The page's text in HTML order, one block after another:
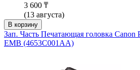
3 600 ₸
(13 августа)
В корзину
Зап. Часть Печатающая головка
EMB (4653C001AA)